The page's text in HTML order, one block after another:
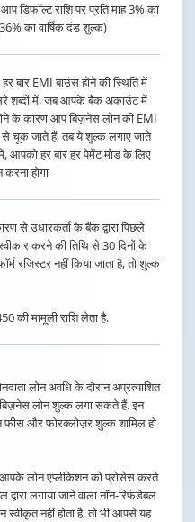
डिफॉल्ट राशि पर प्रति माह 3% का
का वार्षिक दंड शुल्क)
बार EMI बाउंस होने की स्थिति में
शब्दों में, जब आपके बैंक अकाउंट में
के कारण आप बिज़नेस लोन की EMI
चूक जाते हैं, तब ये शुल्क लगाए जाते
आपको हर बार हर पेमेंट मोड के लिए
होगा
से उधारकर्ता के बैंक द्वारा पिछले
करने की तिथि से 30 दिनों के
रजिस्टर नहीं किया जाता है, तो शुल्क
की मामूली राशि लेता है.
लोन अवधि के दौरान अप्रत्याशित
लोन शुल्क लगा सकते हैं. इन
और फोरक्लोज़र शुल्क शामिल हो
लोन एप्लीकेशन को प्रोसेस करते
द्वारा लगाया जाने वाला नॉन-रिफंडेबल
नहीं होता है, तो भी आपसे यह